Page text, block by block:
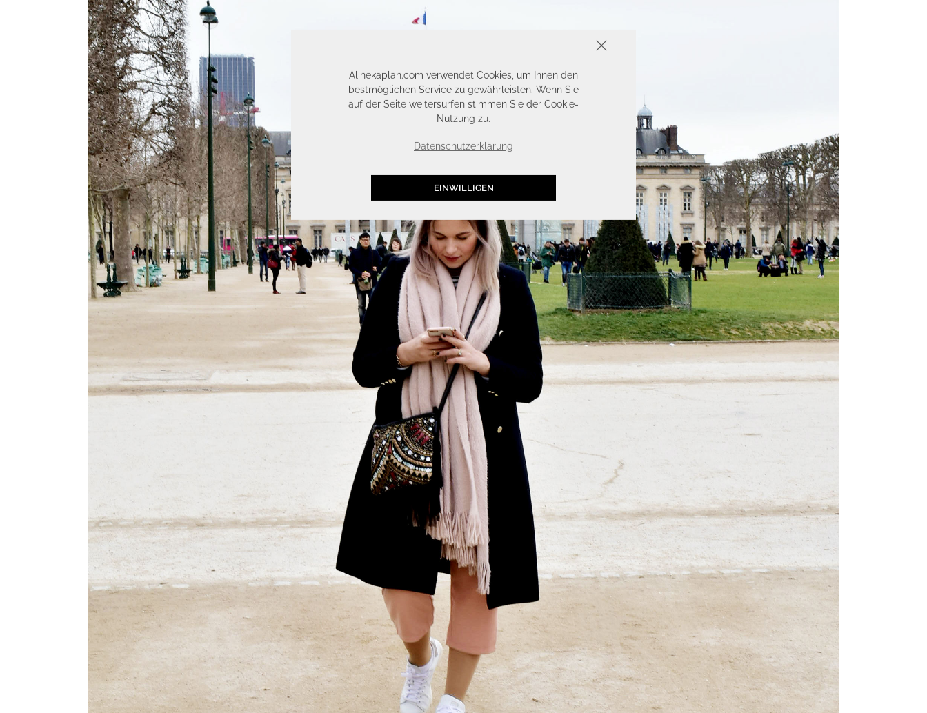
Alinekaplan.com verwendet Cookies, um Ihnen den
bestmöglichen Service zu gewährleisten. Wenn Sie
auf der Seite weitersurfen stimmen Sie der Cookie-
Nutzung zu.
Datenschutzerklärung
EINWILLIGEN